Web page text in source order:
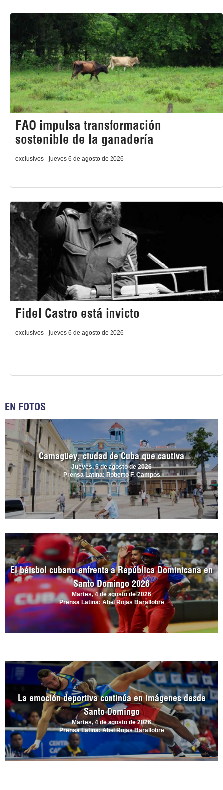
FAO impulsa transformación
sostenible de la ganadería
exclusivos - jueves 6 de agosto de 2026
Fidel Castro está invicto
exclusivos - jueves 6 de agosto de 2026
EN FOTOS
Camagüey, ciudad de Cuba que cautiva
Jueves, 6 de agosto de 2026
Prensa Latina: Roberto F. Campos
El béisbol cubano enfrenta a República Dominicana en
Santo Domingo 2026
Martes, 4 de agosto de 2026
Prensa Latina: Abel Rojas Barallobre
La emoción deportiva continúa en imágenes desde
Santo Domingo
Martes, 4 de agosto de 2026
Prensa Latina: Abel Rojas Barallobre